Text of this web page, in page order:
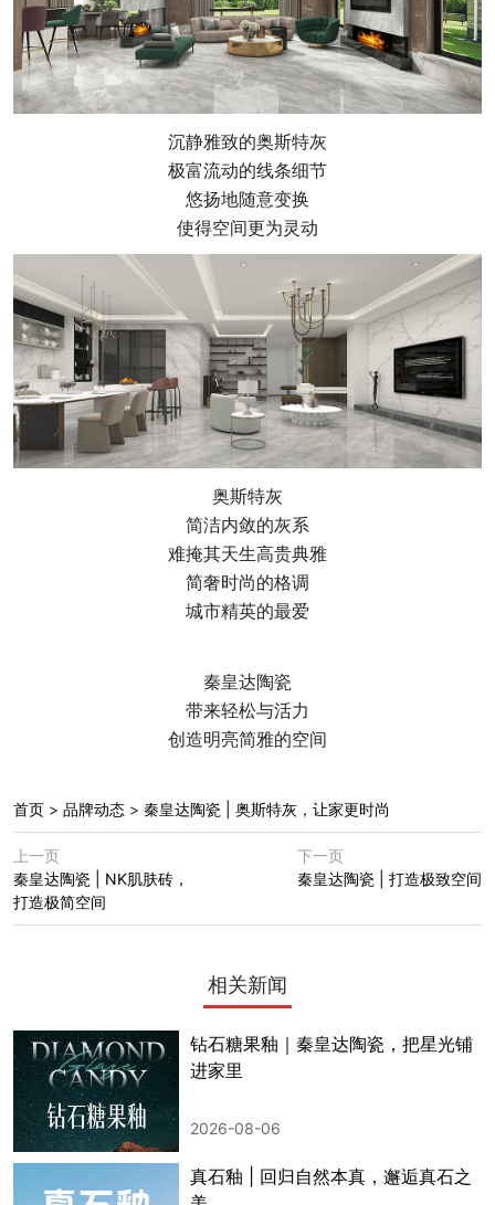
沉静雅致的奥斯特灰
极富流动的线条细节
悠扬地随意变换
使得空间更为灵动
奥斯特灰
简洁内敛的灰系
难掩其天生高贵典雅
简奢时尚的格调
城市精英的最爱
秦皇达陶瓷
带来轻松与活力
创造明亮简雅的空间
首页 > 品牌动态 > 秦皇达陶瓷 | 奥斯特灰，让家更时尚
上一页
秦皇达陶瓷 | NK肌肤砖，
打造极简空间
下一页
秦皇达陶瓷 | 打造极致空间
相关新闻
钻石糖果釉｜秦皇达陶瓷，把星光铺
进家里
2026-08-06
真石釉 | 回归自然本真，邂逅真石之